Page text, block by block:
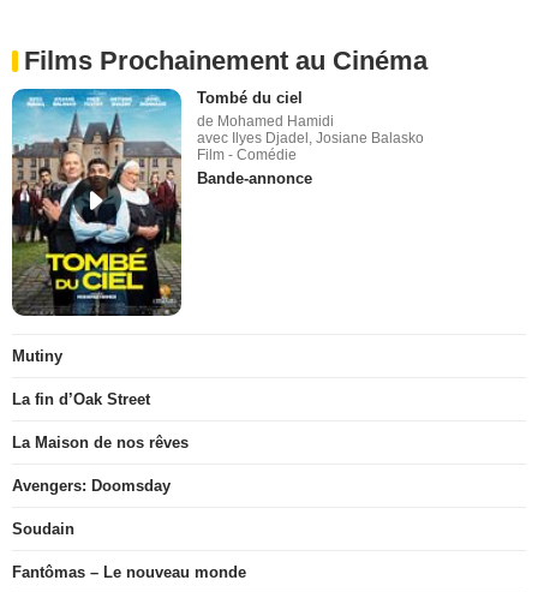
Films Prochainement au Cinéma
Tombé du ciel
de Mohamed Hamidi
avec Ilyes Djadel, Josiane Balasko
Film - Comédie
Bande-annonce
Mutiny
La fin d’Oak Street
La Maison de nos rêves
Avengers: Doomsday
Soudain
Fantômas – Le nouveau monde